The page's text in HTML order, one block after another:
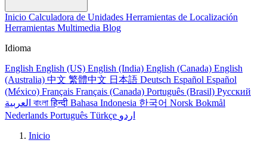
Inicio Calculadora de Unidades Herramientas de Localización
Herramientas Multimedia Blog
Idioma
English English (US) English (India) English (Canada) English
(Australia) 中文 繁體中文 日本語 Deutsch Español Español
(México) Français Français (Canada) Português (Brasil) Русский
বাংলাहिन्दी Bahasa Indonesia 한국어 Norsk Bokmål
Nederlands Português Türkçe اردو
Inicio